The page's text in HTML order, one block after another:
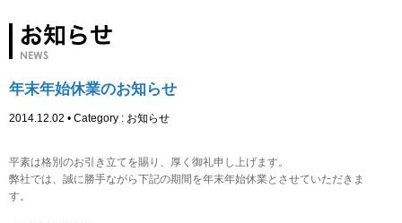
年末年始休業のお知らせ
2014.12.02 • Category : お知らせ
平素は格別のお引き立てを賜り、厚く御礼申し上げます。
弊社では、誠に勝手ながら下記の期間を年末年始休業とさせていただきま
す。